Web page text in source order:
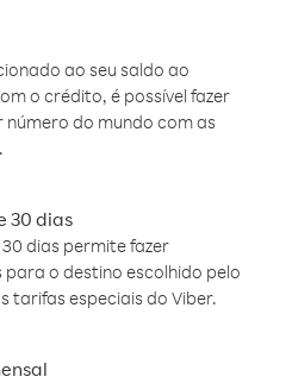
ao seu saldo ao
o crédito, é possível fazer
do mundo com as
30 dias
dias permite fazer
o destino escolhido pelo
tarifas especiais do Viber.